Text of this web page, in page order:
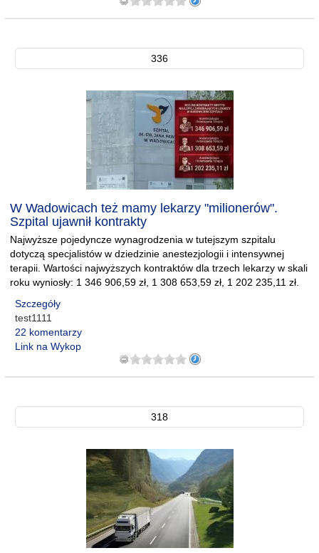
336
W Wadowicach też mamy lekarzy "milionerów".
Szpital ujawnił kontrakty
Najwyższe pojedyncze wynagrodzenia w tutejszym szpitalu
dotyczą specjalistów w dziedzinie anestezjologii i intensywnej
terapii. Wartości najwyższych kontraktów dla trzech lekarzy w skali
roku wyniosły: 1 346 906,59 zł, 1 308 653,59 zł, 1 202 235,11 zł.
Szczegóły
test1111
22 komentarzy
Link na Wykop
318